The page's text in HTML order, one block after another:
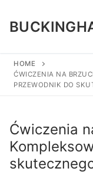
content
HOME
ĆWICZENIA NA
PRZEWODNIK DO
Ćwiczenia